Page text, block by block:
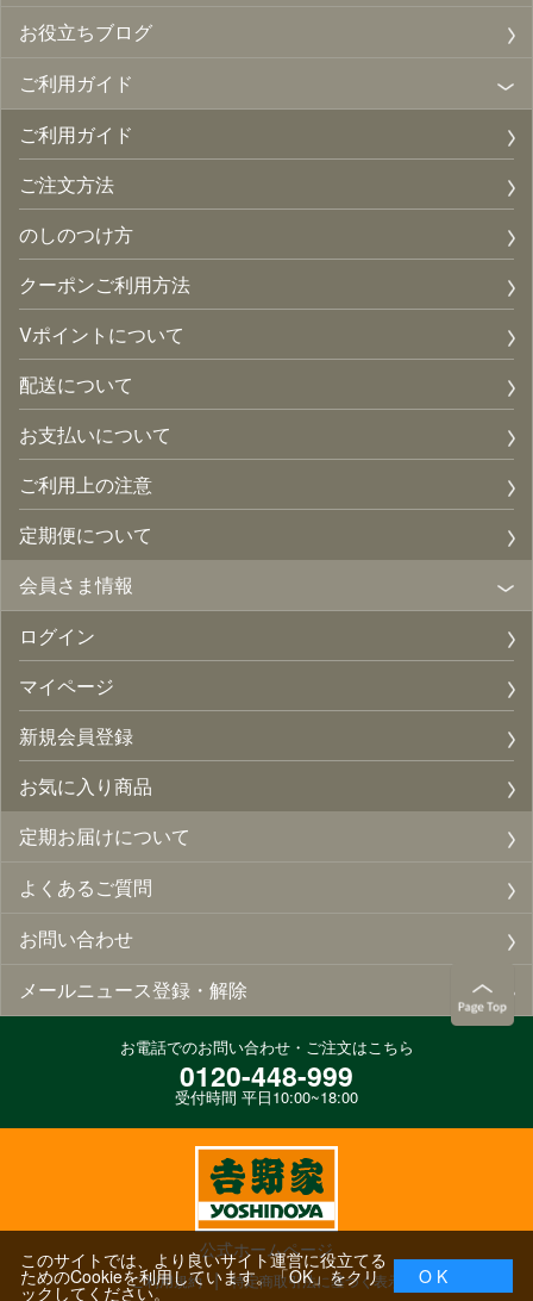
お役立ちブログ
ご利用ガイド
ご利用ガイド
ご注文方法
のしのつけ方
クーポンご利用方法
Vポイントについて
配送について
お支払いについて
ご利用上の注意
定期便について
会員さま情報
ログイン
マイページ
新規会員登録
お気に入り商品
定期お届けについて
よくあるご質問
お問い合わせ
メールニュース登録・解除
お電話でのお問い合わせ・ご注文はこちら
0120-448-999
受付時間 平日10:00~18:00
公式ホームページ
ご利用規約 特定商取引法に基づく表示
このサイトでは、より良いサイト運営に役立てる
ためのCookieを利用しています。「OK」をクリ
ックしてください。
O K